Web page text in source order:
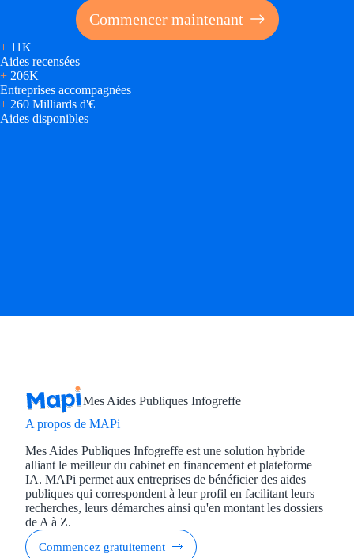
Commencer maintenant
+ 11K
Aides recensées
+ 206K
Entreprises accompagnées
+ 260 Milliards d'€
Aides disponibles
Mes Aides Publiques Infogreffe
A propos de MAPi
Mes Aides Publiques Infogreffe est une solution hybride
alliant le meilleur du cabinet en financement et plateforme
IA. MAPi permet aux entreprises de bénéficier des aides
publiques qui correspondent à leur profil en facilitant leurs
recherches, leurs démarches ainsi qu'en montant les dossiers
de A à Z.
Commencez gratuitement